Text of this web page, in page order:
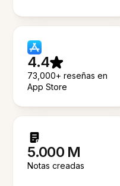
4.4
73,000+ reseñas en
App Store
5.000 M
Notas creadas